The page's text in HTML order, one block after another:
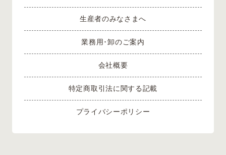
生産者のみなさまへ
業務用･卸のご案内
会社概要
特定商取引法に関する記載
プライバシーポリシー